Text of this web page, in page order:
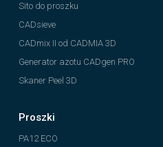
Sito do proszku
CADsieve
CADmix II od CADMIA 3D
Generator azotu CADgen PRO
Skaner Peel 3D
Proszki
PA12 ECO